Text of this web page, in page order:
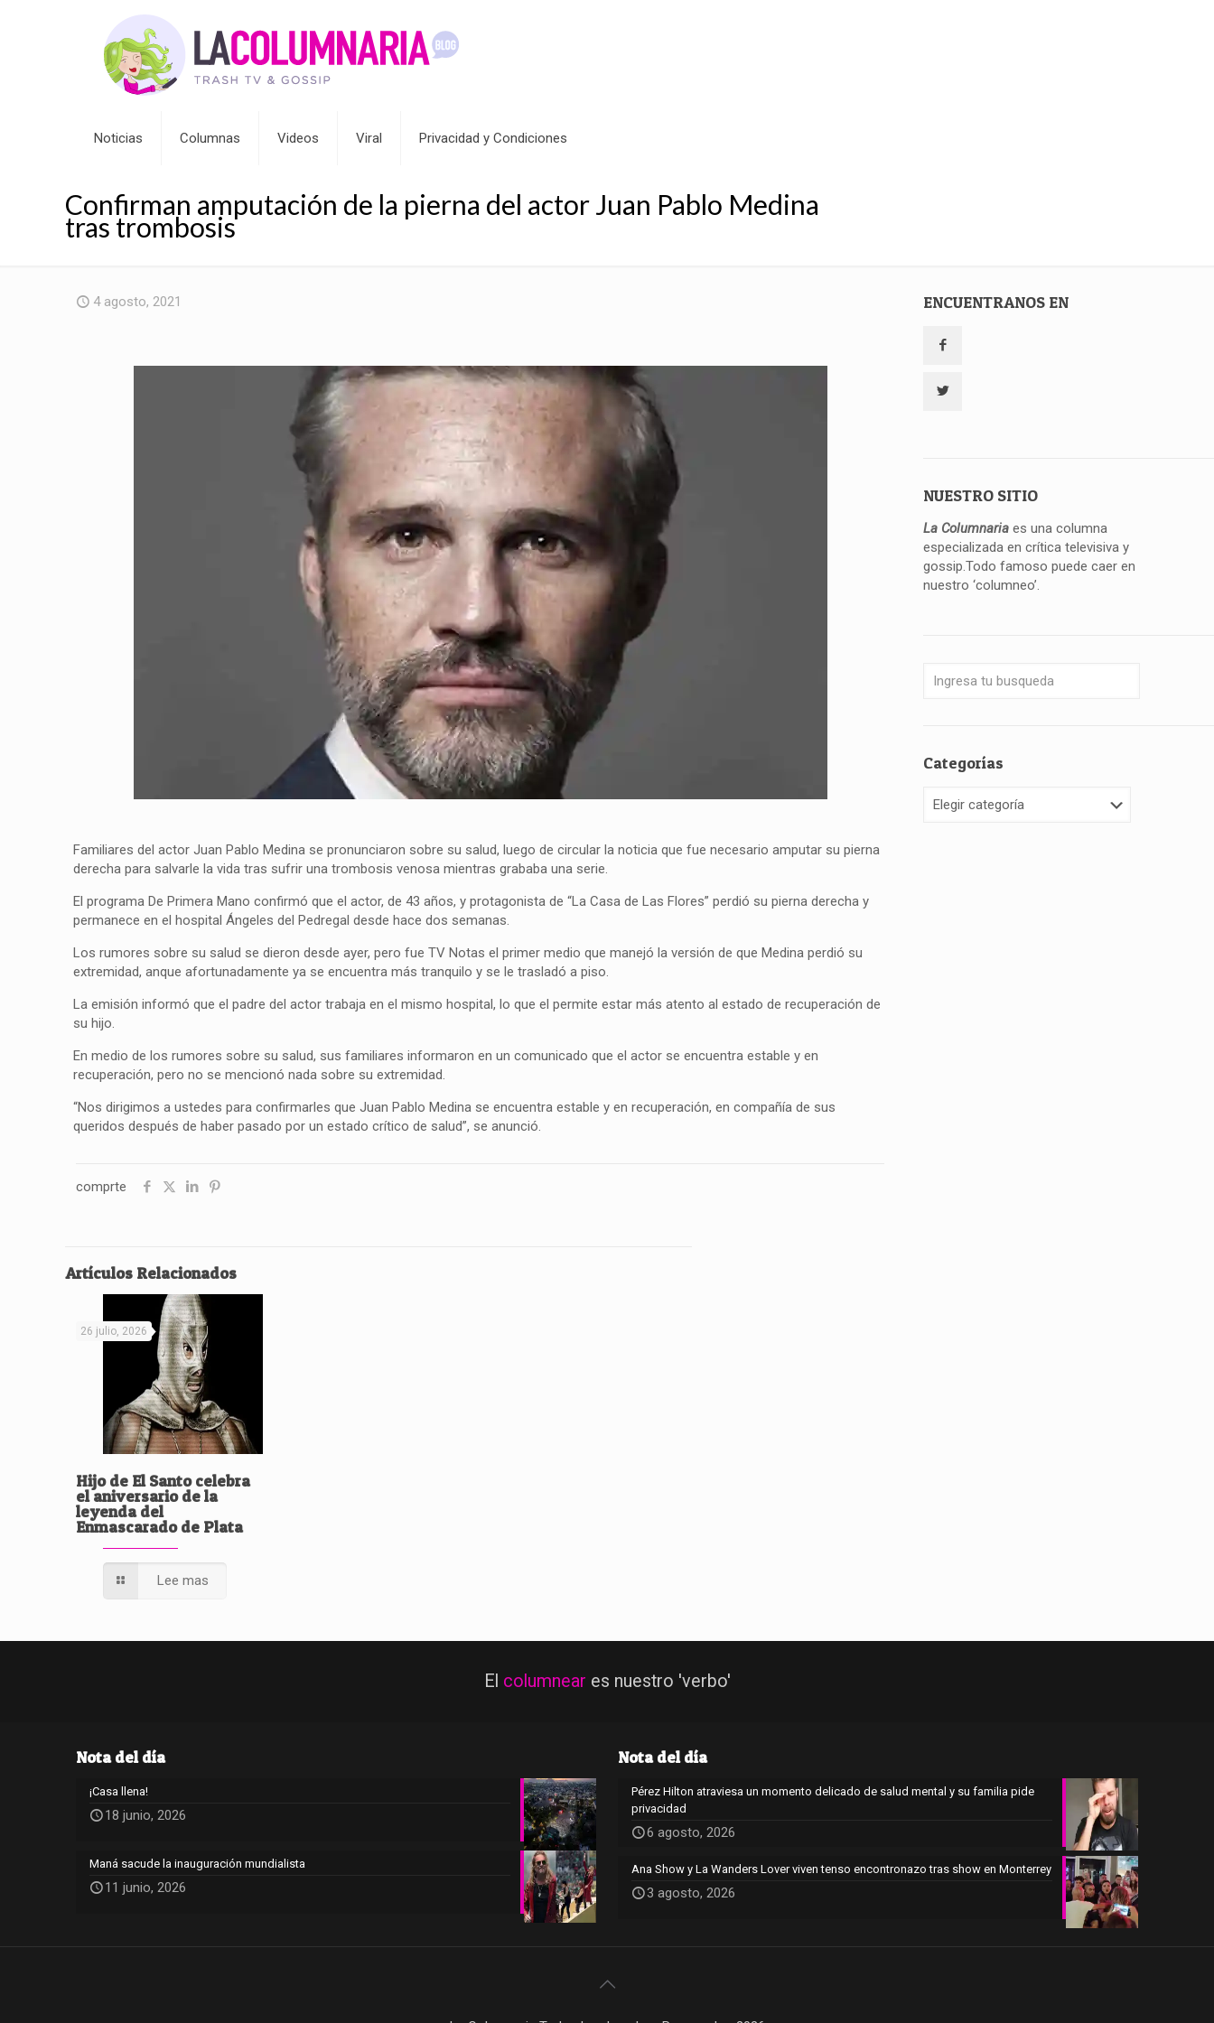
Noticias Columnas Videos Viral Privacidad y Condiciones
Confirman amputación de la pierna del actor Juan Pablo Medina
tras trombosis
4 agosto, 2021
Familiares del actor Juan Pablo Medina se pronunciaron sobre su salud, luego de circular la noticia que fue necesario amputar su pierna
derecha para salvarle la vida tras sufrir una trombosis venosa mientras grababa una serie.
El programa De Primera Mano confirmó que el actor, de 43 años, y protagonista de “La Casa de Las Flores” perdió su pierna derecha y
permanece en el hospital Ángeles del Pedregal desde hace dos semanas.
Los rumores sobre su salud se dieron desde ayer, pero fue TV Notas el primer medio que manejó la versión de que Medina perdió su
extremidad, anque afortunadamente ya se encuentra más tranquilo y se le trasladó a piso.
La emisión informó que el padre del actor trabaja en el mismo hospital, lo que el permite estar más atento al estado de recuperación de
su hijo.
En medio de los rumores sobre su salud, sus familiares informaron en un comunicado que el actor se encuentra estable y en
recuperación, pero no se mencionó nada sobre su extremidad.
“Nos dirigimos a ustedes para confirmarles que Juan Pablo Medina se encuentra estable y en recuperación, en compañía de sus
queridos después de haber pasado por un estado crítico de salud”, se anunció.
comprte
Artículos Relacionados
26 julio, 2026
Hijo de El Santo celebra
el aniversario de la
leyenda del
Enmascarado de Plata
Lee mas
ENCUENTRANOS EN
NUESTRO SITIO
La Columnaria es una columna
especializada en crítica televisiva y
gossip.Todo famoso puede caer en
nuestro ‘columneo’.
Categorías
El columnear es nuestro 'verbo'
Nota del día
¡Casa llena!
18 junio, 2026
Maná sacude la inauguración mundialista
11 junio, 2026
Nota del día
Pérez Hilton atraviesa un momento delicado de salud mental y su familia pide
privacidad
6 agosto, 2026
Ana Show y La Wanders Lover viven tenso encontronazo tras show en Monterrey
3 agosto, 2026